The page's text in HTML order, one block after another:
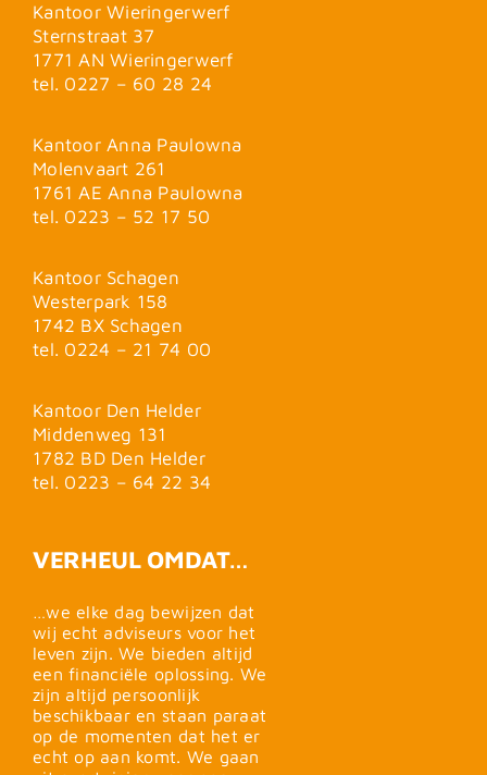
Kantoor Wieringerwerf
Sternstraat 37
1771 AN Wieringerwerf
tel. 0227 – 60 28 24
Kantoor Anna Paulowna
Molenvaart 261
1761 AE Anna Paulowna
tel. 0223 – 52 17 50
Kantoor Schagen
Westerpark 158
1742 BX Schagen
tel. 0224 – 21 74 00
Kantoor Den Helder
Middenweg 131
1782 BD Den Helder
tel. 0223 – 64 22 34
VERHEUL OMDAT…
…we elke dag bewijzen dat
wij echt adviseurs voor het
leven zijn. We bieden altijd
een financiële oplossing. We
zijn altijd persoonlijk
beschikbaar en staan paraat
op de momenten dat het er
echt op aan komt. We gaan